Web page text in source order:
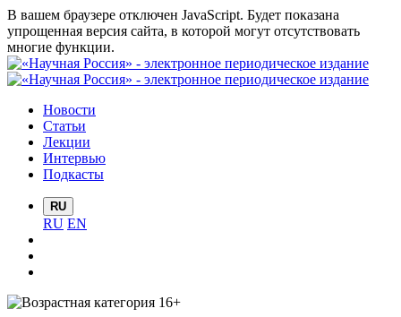
В вашем браузере отключен JavaScript. Будет показана
упрощенная версия сайта, в которой могут отсутствовать
многие функции.
Новости
Статьи
Лекции
Интервью
Подкасты
RU
RU EN